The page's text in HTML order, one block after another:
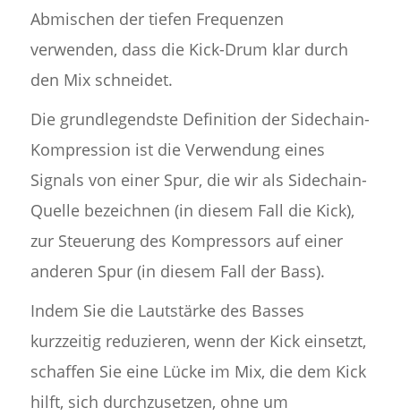
Abmischen der tiefen Frequenzen
verwenden, dass die Kick-Drum klar durch
den Mix schneidet.
Die grundlegendste Definition der Sidechain-
Kompression ist die Verwendung eines
Signals von einer Spur, die wir als Sidechain-
Quelle bezeichnen (in diesem Fall die Kick),
zur Steuerung des Kompressors auf einer
anderen Spur (in diesem Fall der Bass).
Indem Sie die Lautstärke des Basses
kurzzeitig reduzieren, wenn der Kick einsetzt,
schaffen Sie eine Lücke im Mix, die dem Kick
hilft, sich durchzusetzen, ohne um